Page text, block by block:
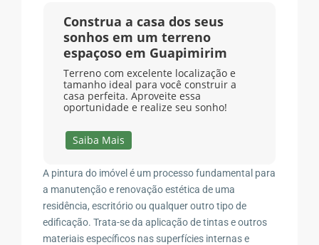
Construa a casa dos seus
sonhos em um terreno
espaçoso em Guapimirim
Terreno com excelente localização e
tamanho ideal para você construir a
casa perfeita. Aproveite essa
oportunidade e realize seu sonho!
Saiba Mais
A pintura do imóvel é um processo fundamental para
a manutenção e renovação estética de uma
residência, escritório ou qualquer outro tipo de
edificação. Trata-se da aplicação de tintas e outros
materiais específicos nas superfícies internas e